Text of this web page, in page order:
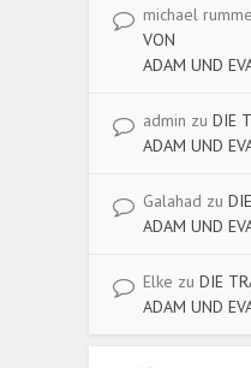
michael
VON
ADAM UND
admin zu DIE
ADAM UND
Galahad zu
ADAM UND
Elke zu DIE
ADAM UND